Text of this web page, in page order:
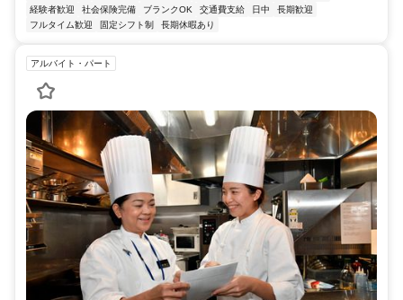
経験者歓迎
社会保険完備 ブランクOK 交通費支給 日中
長期歓迎
フルタイム歓迎
固定シフト制 長期休暇あり
アルバイト・パート